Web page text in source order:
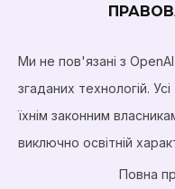
Ми не пов'язані з
згаданих технологій.
їхнім законним
виключно освітній
Повна